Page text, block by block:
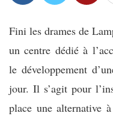
Fini les drames de
un centre dédié à
le développement
jour. Il s’agit pour
place une alternative